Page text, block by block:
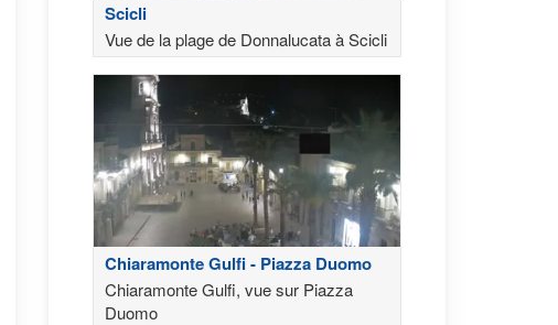
Scicli
Vue de la plage de Donnalucata à Scicli
Chiaramonte Gulfi - Piazza Duomo
Chiaramonte Gulfi, vue sur Piazza
Duomo